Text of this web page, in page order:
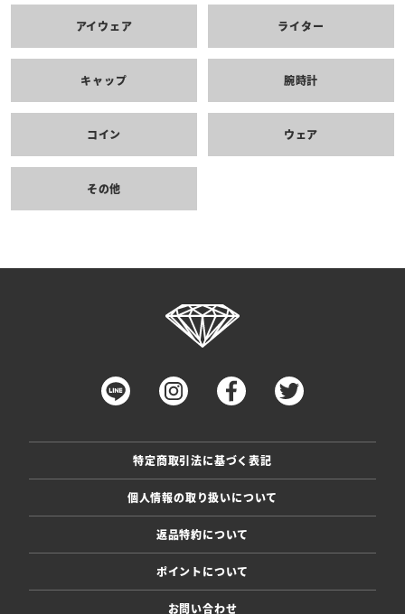
アイウェア ライター
キャップ 腕時計
コイン ウェア
その他
特定商取引法に基づく表記
個人情報の取り扱いについて
返品特約について
ポイントについて
お問い合わせ